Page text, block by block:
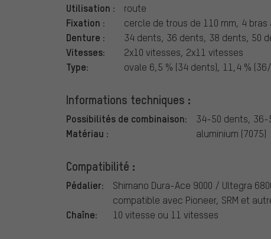
Utilisation : route
Fixation : cercle de trous de 110 mm, 4 bras
Denture : 34 dents, 36 dents, 38 dents, 50
Vitesses: 2x10 vitesses, 2x11 vitesses
Type: ovale 6,5 % (34 dents), 11,4 %
Informations techniques :
Possibilités de combinaison: 34-50 dents,
Matériau : aluminium (7075)
Compatibilité :
Pédalier:
Shimano Dura-Ace 9000 / Ultegra
compatible avec Pioneer, SRM et
Chaîne: 10 vitesse ou 11 vitesses